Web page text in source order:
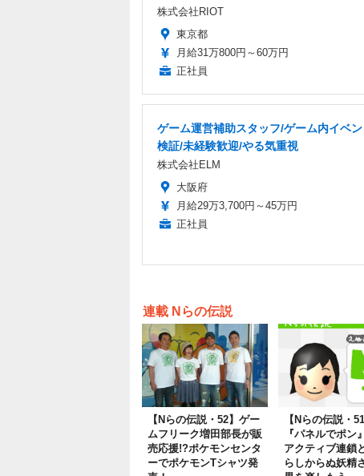
株式会社RIOT
東京都
月給31万800円～60万円
正社員
ゲーム運営補助スタッフ/ゲーム内イベ
検証/未経験歓迎/やる気重視
株式会社ELM
大阪府
月給29万3,700円～45万円
正社員
連載 Nらの伝説
【Nらの伝説・52】ゲー
ムフリーク増田部長が販
売応援!?ポケモンセンタ
ーでポケモンTシャツ発
【Nらの伝説・
『パネルでポン
アクティブ連鎖
らしからぬ妖精